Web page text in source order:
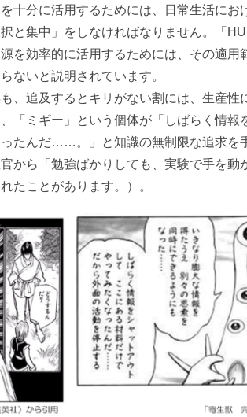
十分に活用するためには、日常生活にお
と集中」をしなければなりません。「
を効率的に活用するためには、その適用
ないと説明されています。
、追及するとキリがない割には、生産性
「ミギー」という個体が「しばらく情報
たんだ……。」と知識の無制限な追求を
から「勉強ばかりしても、実験で手を
たことがあります。）。